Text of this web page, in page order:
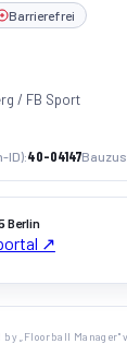
Barrierefrei
/ FB Sport
ID) 40-04147
Berlin
↗
by „Floorball